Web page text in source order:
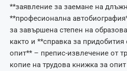
**заявление за заемане на
**професионална
за завършена степен на
както и **справка за
опит** – препис-извлечение от
копие на трудова книжка за